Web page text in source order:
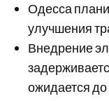
Одесса
улучшения
Внедрение
ожидается